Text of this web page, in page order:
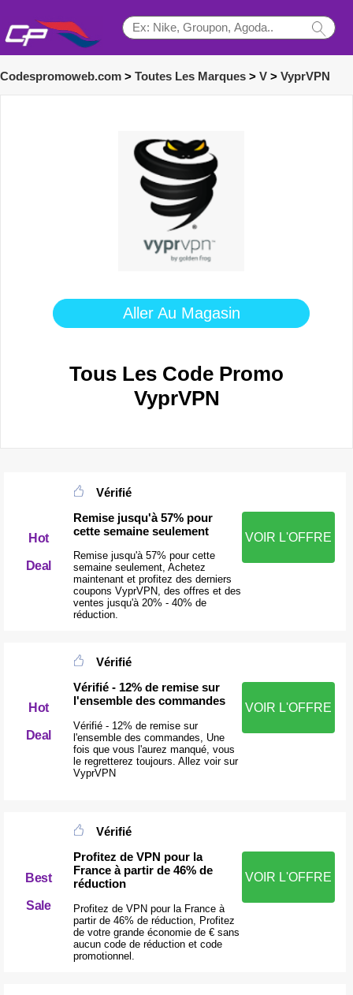
Codespromoweb.com > Toutes Les Marques > V > VyprVPN
Aller Au Magasin
Tous Les Code Promo
VyprVPN
Hot
Deal
Vérifié
Remise jusqu'à 57% pour
cette semaine seulement
Remise jusqu'à 57% pour cette
semaine seulement, Achetez
maintenant et profitez des derniers
coupons VyprVPN, des offres et des
ventes jusqu'à 20% - 40% de
réduction.
VOIR L'OFFRE
Hot
Deal
Vérifié
Vérifié - 12% de remise sur
l'ensemble des commandes
Vérifié - 12% de remise sur
l'ensemble des commandes, Une
fois que vous l'aurez manqué, vous
le regretterez toujours. Allez voir sur
VyprVPN
VOIR L'OFFRE
Best
Sale
Vérifié
Profitez de VPN pour la
France à partir de 46% de
réduction
Profitez de VPN pour la France à
partir de 46% de réduction, Profitez
de votre grande économie de € sans
aucun code de réduction et code
promotionnel.
VOIR L'OFFRE